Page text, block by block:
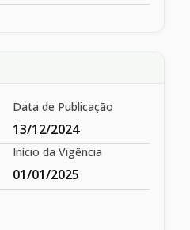
Data de Publicação
13/12/2024
Início da Vigência
01/01/2025